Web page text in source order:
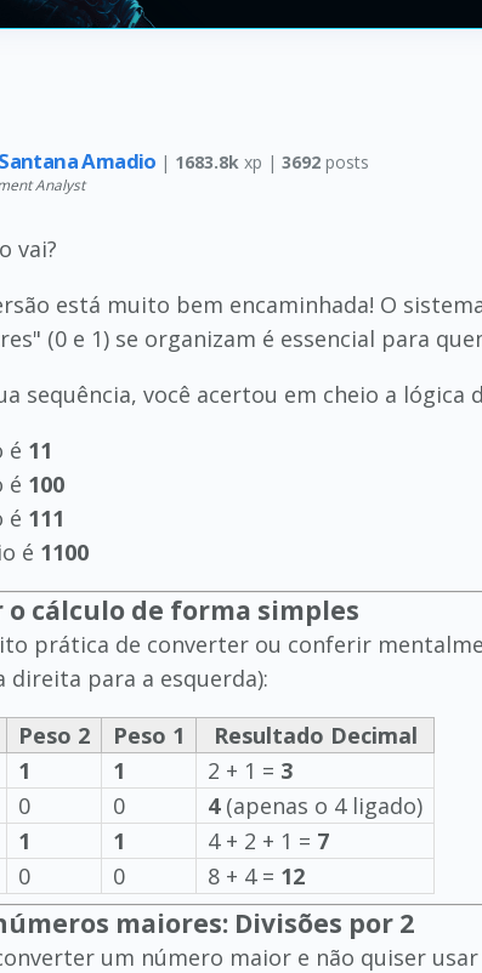
Amadio | 1683.8k xp |3692 posts
Analyst
vai?
está muito bem encaminhada! O
(0 e 1) se organizam é essencial para
sequência, você acertou em cheio a
é 11
é 100
é 111
é 1100
cálculo de forma simples
prática de converter ou conferir
direita para a esquerda):
Peso 2 Peso 1
Resultado Decimal
1 1 2 + 1 = 3
0 0 4(apenas o 4 ligado)
1 1 4 + 2 + 1 = 7
0 0 8 + 4 = 12
maiores: Divisões por 2
um número maior e não quiser